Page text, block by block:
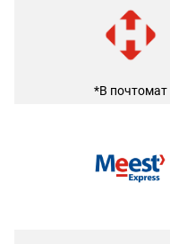
*В почтомат